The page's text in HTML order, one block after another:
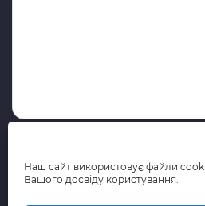
Наш сайт використовує файли
Вашого досвіду користування.